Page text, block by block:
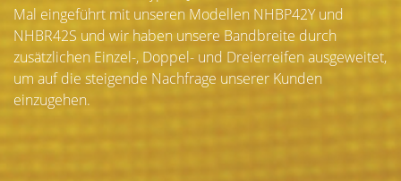
Mal eingeführt mit unseren Modellen NHBP42Y und
NHBR42S und wir haben unsere Bandbreite durch
zusätzlichen Einzel-, Doppel- und Dreierreifen ausgeweitet,
um auf die steigende Nachfrage unserer Kunden
einzugehen.